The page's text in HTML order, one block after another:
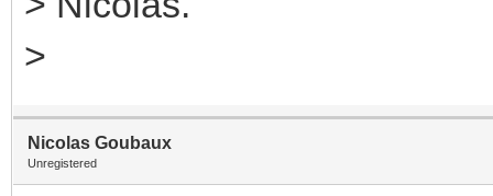
>
Nicolas Goubaux
Unregistered